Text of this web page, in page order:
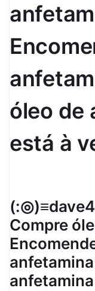
óleo de
está à
Compre